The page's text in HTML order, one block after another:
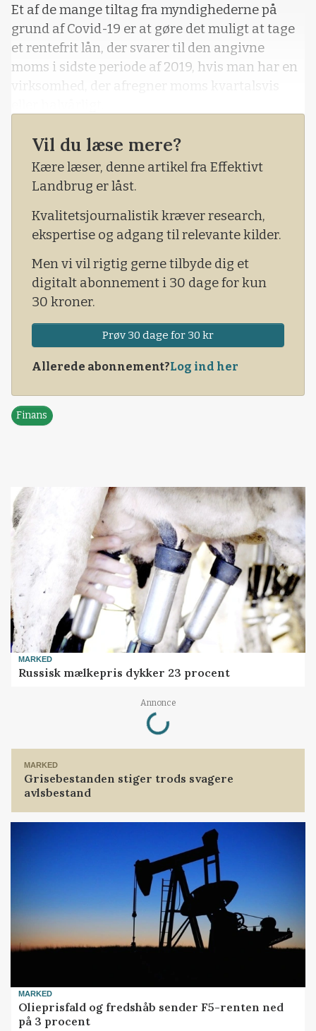
Et af de mange tiltag fra myndighederne på
grund af Covid-19 er at gøre det muligt at tage
et rentefrit lån, der svarer til den angivne
moms i sidste periode af 2019, hvis man har en
virksomhed, der afregner moms kvartalsvis
Man kan låne beløbet frem til 2021.
Hvis man vil gøre brug af denne mulighed, er
sidste frist for ansøgning på mandag den 15.
Vil du læse mere?
Kære læser, denne artikel fra Effektivt
Landbrug er låst.
Kvalitetsjournalistik kræver research,
ekspertise og adgang til relevante kilder.
Men vi vil rigtig gerne tilbyde dig et
digitalt abonnement i 30 dage for kun
30 kroner.
Prøv 30 dage for 30 kr
Allerede abonnement?Log ind her
Finans
MARKED
Russisk mælkepris dykker 23 procent
Annonce
Loading...
MARKED
Grisebestanden stiger trods svagere
avlsbestand
MARKED
Olieprisfald og fredshåb sender F5-renten ned
på 3 procent